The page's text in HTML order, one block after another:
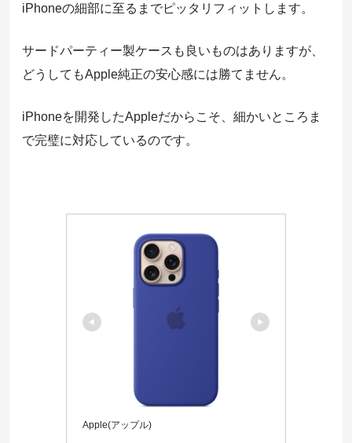
iPhoneの細部に至るまでピッタリフィットします。
サードパーティー製ケースも良いものはありますが、
どうしてもApple純正の安心感には勝てません。
iPhoneを開発したAppleだからこそ、細かいところま
で完璧に対応しているのです。
Apple(アップル)